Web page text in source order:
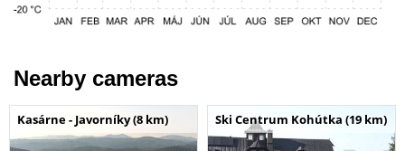
Nearby cameras
Kasárne - Javorníky (8 km) Ski Centrum Kohútka (19 km)